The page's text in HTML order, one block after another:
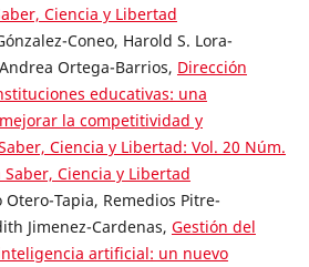
Ciencia y Libertad
Coneo, Harold S. Lora-
Ortega-Barrios, Dirección
educativas: una
la competitividad y
Ciencia y Libertad: Vol. 20 Núm.
Saber, Ciencia y Libertad
Tapia, Remedios Pitre-
Jimenez-Cardenas, Gestión del
artificial: un nuevo